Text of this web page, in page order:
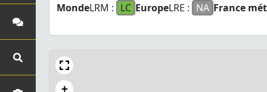
MondeLRM : LC EuropeLRE : NA France
+